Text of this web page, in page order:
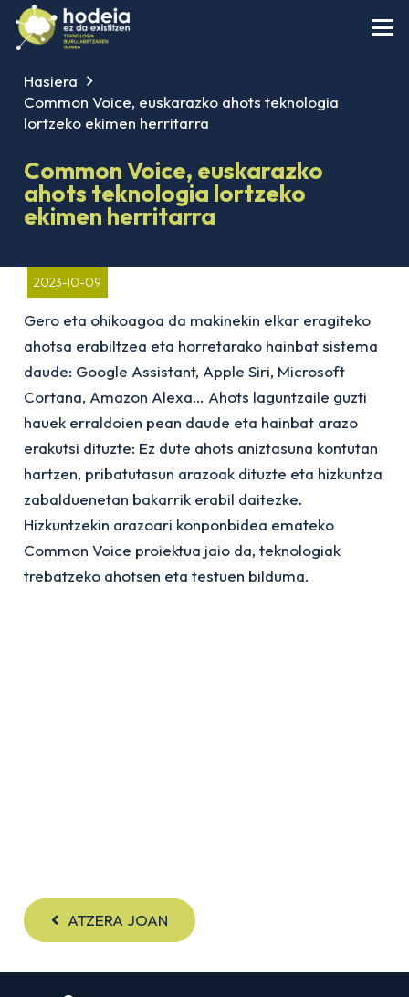
Hasiera
Common Voice, euskarazko ahots teknologia
lortzeko ekimen herritarra
Common Voice, euskarazko
ahots teknologia lortzeko
ekimen herritarra
2023-10-09
Gero eta ohikoagoa da makinekin elkar eragiteko
ahotsa erabiltzea eta horretarako hainbat sistema
daude: Google Assistant, Apple Siri, Microsoft
Cortana, Amazon Alexa… Ahots laguntzaile guzti
hauek erraldoien pean daude eta hainbat arazo
erakutsi dituzte: Ez dute ahots aniztasuna kontutan
hartzen, pribatutasun arazoak dituzte eta hizkuntza
zabalduenetan bakarrik erabil daitezke.
Hizkuntzekin arazoari konponbidea emateko
Common Voice proiektua jaio da, teknologiak
trebatzeko ahotsen eta testuen bilduma.
ATZERA JOAN